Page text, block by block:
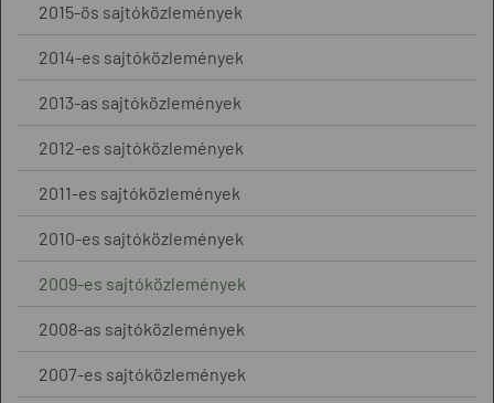
2015-ös sajtóközlemények
2014-es sajtóközlemények
2013-as sajtóközlemények
2012-es sajtóközlemények
2011-es sajtóközlemények
2010-es sajtóközlemények
2009-es sajtóközlemények
2008-as sajtóközlemények
2007-es sajtóközlemények